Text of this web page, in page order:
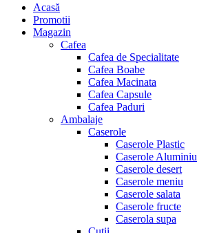
Menu
Acasă
Promotii
Magazin
Cafea
Cafea de Specialitate
Cafea Boabe
Cafea Macinata
Cafea Capsule
Cafea Paduri
Ambalaje
Caserole
Caserole Plastic
Caserole Aluminiu
Caserole desert
Caserole meniu
Caserole salata
Caserole fructe
Caserola supa